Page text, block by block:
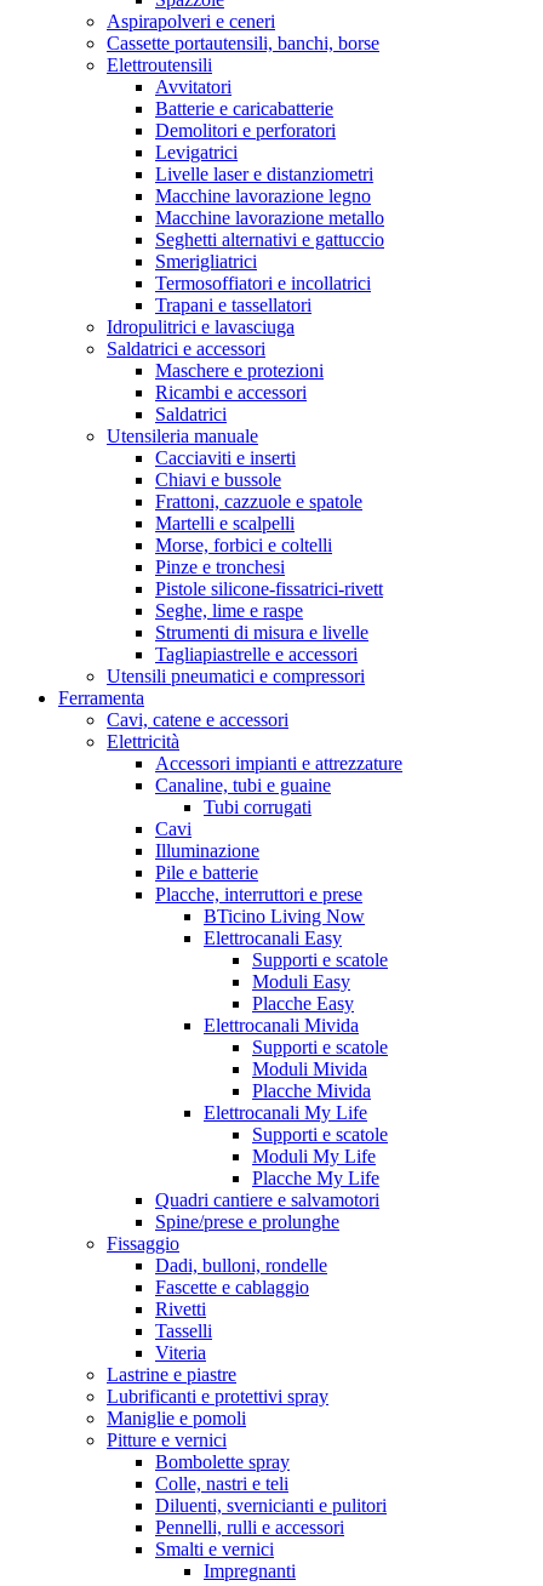
Aspirapolveri e ceneri
Cassette portautensili, banchi, borse
Elettroutensili
Avvitatori
Batterie e caricabatterie
Demolitori e perforatori
Levigatrici
Livelle laser e distanziometri
Macchine lavorazione legno
Macchine lavorazione metallo
Seghetti alternativi e gattuccio
Smerigliatrici
Termosoffiatori e incollatrici
Trapani e tassellatori
Idropulitrici e lavasciuga
Saldatrici e accessori
Maschere e protezioni
Ricambi e accessori
Saldatrici
Utensileria manuale
Cacciaviti e inserti
Chiavi e bussole
Frattoni, cazzuole e spatole
Martelli e scalpelli
Morse, forbici e coltelli
Pinze e tronchesi
Pistole silicone-fissatrici-rivett
Seghe, lime e raspe
Strumenti di misura e livelle
Tagliapiastrelle e accessori
Utensili pneumatici e compressori
Ferramenta
Cavi, catene e accessori
Elettricità
Accessori impianti e attrezzature
Canaline, tubi e guaine
Tubi corrugati
Cavi
Illuminazione
Pile e batterie
Placche, interruttori e prese
BTicino Living Now
Elettrocanali Easy
Supporti e scatole
Moduli Easy
Placche Easy
Elettrocanali Mivida
Supporti e scatole
Moduli Mivida
Placche Mivida
Elettrocanali My Life
Supporti e scatole
Moduli My Life
Placche My Life
Quadri cantiere e salvamotori
Spine/prese e prolunghe
Fissaggio
Dadi, bulloni, rondelle
Fascette e cablaggio
Rivetti
Tasselli
Viteria
Lastrine e piastre
Lubrificanti e protettivi spray
Maniglie e pomoli
Pitture e vernici
Bombolette spray
Colle, nastri e teli
Diluenti, svernicianti e pulitori
Pennelli, rulli e accessori
Smalti e vernici
Impregnanti